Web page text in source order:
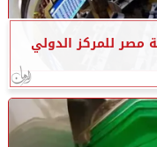
مصر للمركز الدولي